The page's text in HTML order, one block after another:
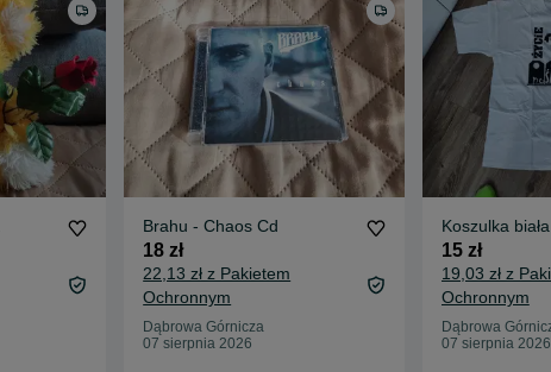
Brahu - Chaos Cd
18 zł
22,13 zł z Pakietem
Ochronnym
Dąbrowa Górnicza
07 sierpnia 2026
Koszulka
15 zł
19,03 zł z
Ochronnym
Dąbrowa
07 sierpnia 2026